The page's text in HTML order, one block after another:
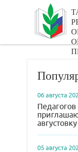
06 августа
Педагогов
августовку
05 августа